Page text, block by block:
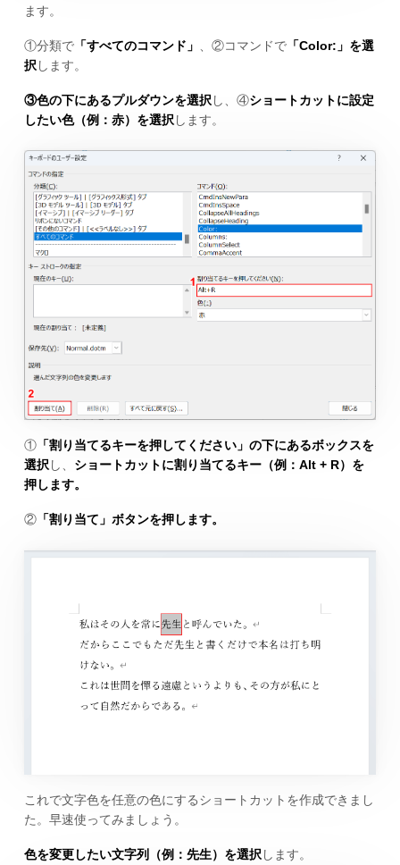
ます。
①分類で「すべてのコマンド」 、②コマンドで「Color:」を選
択 します。
③色の下にあるプルダウンを選択 し、④ショートカットに設定
したい色（例：赤）を選択 します。
①「割り当てるキーを押してください」の下にあるボックスを
選択 し、 ショートカットに割り当てるキー（例：Alt + R）を
押します。
②「割り当て」ボタンを押します。
これで文字色を任意の色にするショートカットを作成できまし
た。早速使ってみましょう。
色を変更したい文字列（例：先生）を選択 します。